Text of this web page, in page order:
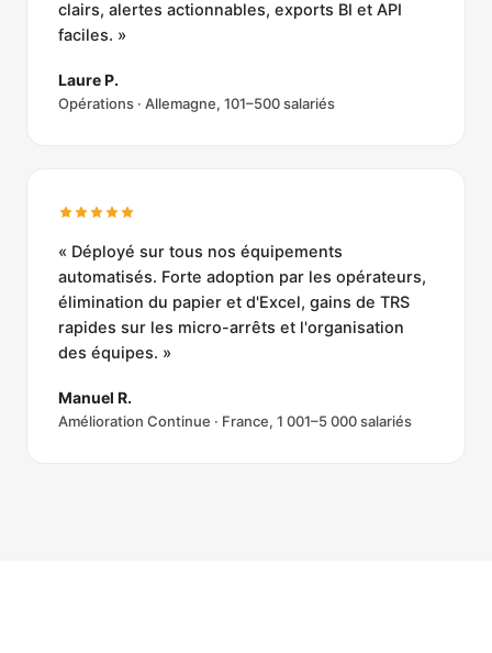
clairs, alertes actionnables, exports BI et API
faciles. »
Laure P.
Opérations · Allemagne, 101–500 salariés
« Déployé sur tous nos équipements
automatisés. Forte adoption par les opérateurs,
élimination du papier et d'Excel, gains de TRS
rapides sur les micro-arrêts et l'organisation
des équipes. »
Manuel R.
Amélioration Continue · France, 1 001–5 000 salariés